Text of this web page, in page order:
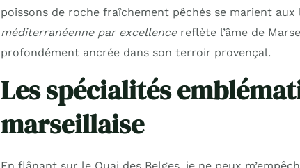
poissons de roche fraîchement pêchés se marient aux
méditerranéenne par excellencereflète l’âme de
profondément ancrée dans son terroir provençal.
Les spécialités
marseillaise